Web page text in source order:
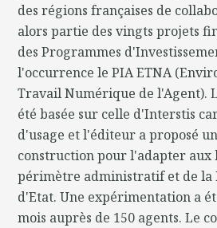
des régions françaises de
alors partie des vingts projets
des Programmes
l'occurrence le PIA ETNA
Travail Numérique de l'Agent).
été basée sur celle d'Interstis
d'usage et l'éditeur a proposé
construction pour l'adapter aux
périmètre administratif et de la
d'Etat. Une expérimentation a
mois auprès de 150 agents. Le